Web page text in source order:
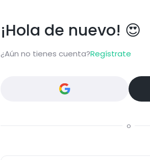
¡Hola de nuevo! 😍
¿Aún no tienes cuenta?Regístrate
o